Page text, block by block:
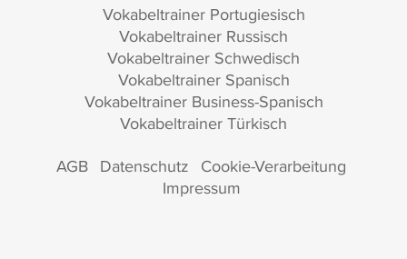
Vokabeltrainer Portugiesisch
Vokabeltrainer Russisch
Vokabeltrainer Schwedisch
Vokabeltrainer Spanisch
Vokabeltrainer Business-Spanisch
Vokabeltrainer Türkisch
AGB Datenschutz Cookie-Verarbeitung
Impressum